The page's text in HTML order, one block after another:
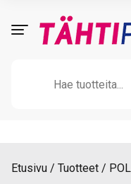
Etusivu Tuotteet